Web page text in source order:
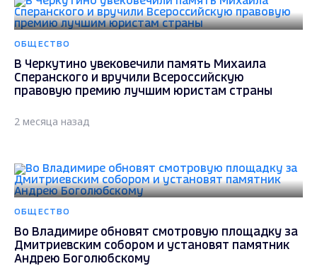
ОБЩЕСТВО
В Черкутино увековечили память Михаила
Сперанского и вручили Всероссийскую
правовую премию лучшим юристам страны
2 месяца назад
ОБЩЕСТВО
Во Владимире обновят смотровую площадку за
Дмитриевским собором и установят памятник
Андрею Боголюбскому